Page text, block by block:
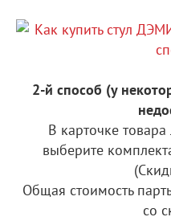
2-й способ (у
В карточке
выберите
Общая стоимость
со